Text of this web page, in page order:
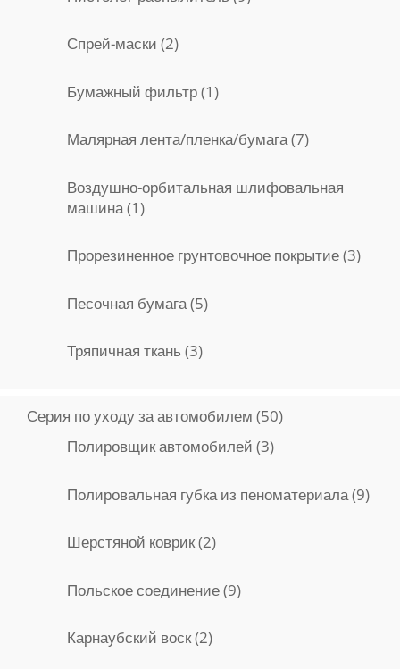
Спрей-маски 22
Бумажный фильтр 11
Малярная лента/пленка/бумага 77
Воздушно-орбитальная шлифовальная
машина 11
Прорезиненное грунтовочное покрытие 33
Песочная бумага 55
Тряпичная ткань 33
Серия по уходу за автомобилем 5050
Полировщик автомобилей 33
Полировальная губка из пеноматериала 99
Шерстяной коврик 22
Польское соединение 99
Карнаубский воск 22